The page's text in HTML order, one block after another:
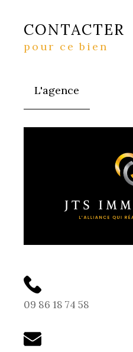
CONTACTER
pour ce bien
L'agence
09 86 18 74 58